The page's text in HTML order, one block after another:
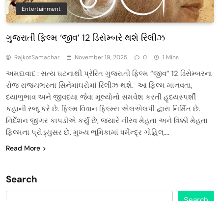
Entertainment
ગુજરાતી ફિલ્મ ‘જીવ’ 12 ડિસેમ્બરે થશે રિલીઝ
RajkotSamachar November 19, 2025 0 1 Mins
અમદાવાદ : સત્ય ઘટનાથી પ્રેરિત ગુજરાતી ફિલ્મ “જીવ” 12 ડિસેમ્બરના
રોજ રાજ્યભરના સિનેમાઘરોમાં રિલીઝ થશે. આ ફિલ્મ માનવતા,
દયાળુભાવ અને જીવદયા જેવા મૂલ્યોનો સમવેશ કરતી હૃદયસ્પર્શી
કહાની રજૂ કરે છે. ફિલ્મ વિવાન ફિલ્મ્સ એલએલપી દ્વારા નિર્મિત છે.
નિર્દેશન જીગર કાપડીએ કર્યું છે, જ્યારે નીરવ મેહતા અને વિક્કી મેહતા
ફિલ્મના પ્રોડ્યુસર છે. મુખ્ય ભૂમિકામાં ધર્મેન્દ્ર ગોહિલ,…
Read More
Search